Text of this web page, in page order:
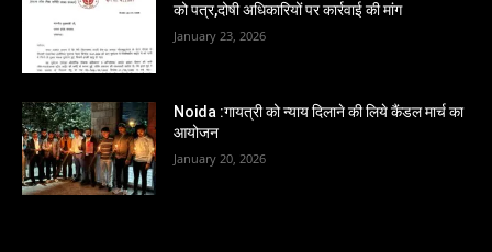
को पत्र,दोषी अधिकारियों पर कार्रवाई की मांग
January 23, 2026
Noida :गायत्री को न्याय दिलाने की लिये कैंडल मार्च का
आयोजन
January 20, 2026